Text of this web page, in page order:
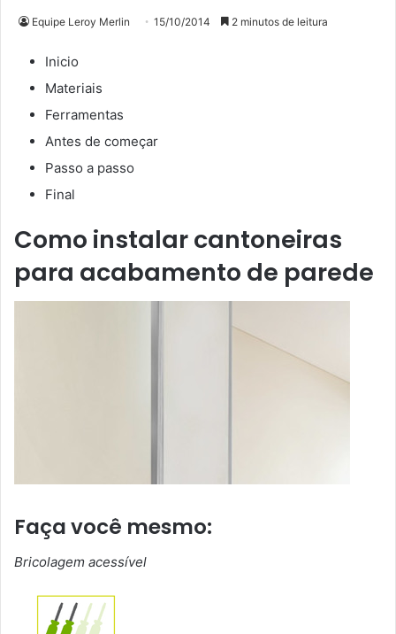
Equipe Leroy Merlin 15/10/2014 2 minutos de leitura
Inicio
Materiais
Ferramentas
Antes de começar
Passo a passo
Final
Como instalar cantoneiras
para acabamento de parede
Faça você mesmo:
Bricolagem acessível